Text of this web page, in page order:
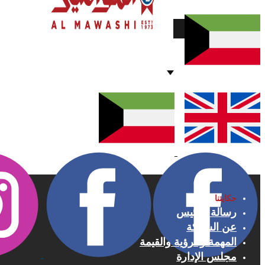
قيمة الأسهم
حكايتنا
رسالة الرئيس
عن الشركة
المهمة والرؤية والقيمة
مجلس الإدارة